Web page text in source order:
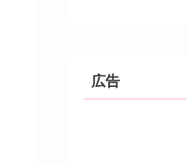
広告